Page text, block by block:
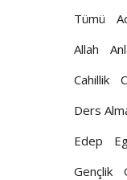
Tümü
Allah
Cahillik
Ders
Edep
Gençlik